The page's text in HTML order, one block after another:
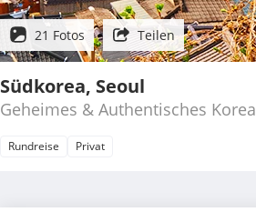
21 Fotos Teilen
Südkorea, Seoul
Geheimes & Authentisches Korea
Rundreise Privat